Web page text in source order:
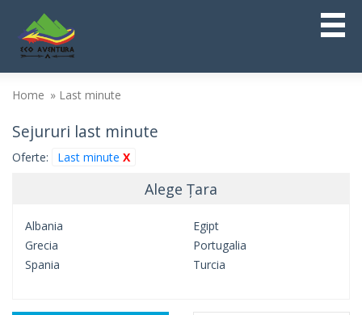
Home Last minute
Sejururi last minute
Oferte: Last minute X
Alege Țara
Albania
Egipt
Grecia
Portugalia
Spania
Turcia